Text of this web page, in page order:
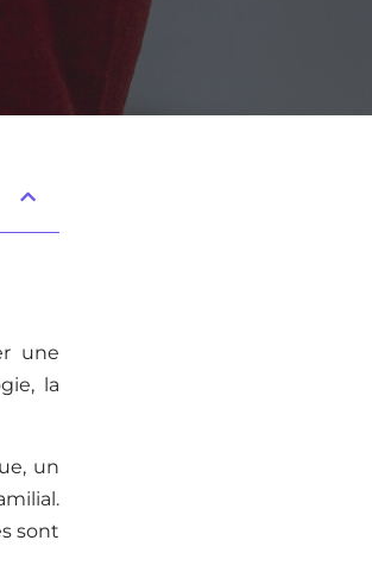
une
la
un
sont